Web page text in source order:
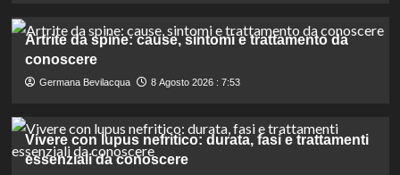
Artrite da spine: cause, sintomi e trattamento da
conoscere
Germana Bevilacqua 8 Agosto 2026 : 7:53
Vivere con lupus nefritico: durata, fasi e trattamenti
essenziali da conoscere